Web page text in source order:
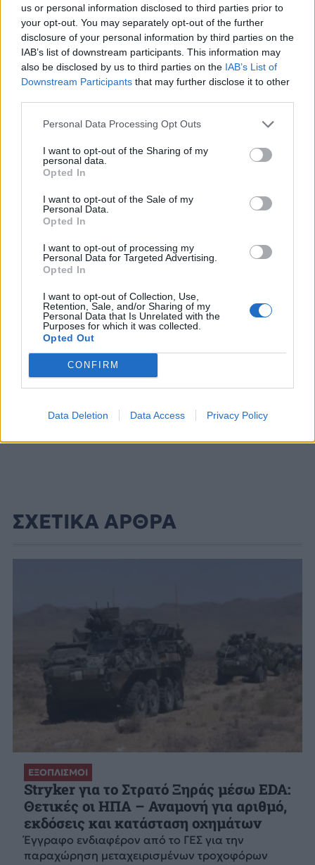
us or personal information disclosed to third parties prior to
your opt-out. You may separately opt-out of the further
disclosure of your personal information by third parties on the
IAB’s list of downstream participants. This information may
also be disclosed by us to third parties on the IAB’s List of
Downstream Participants that may further disclose it to other
Personal Data Processing Opt Outs
I want to opt-out of the Sharing of my
personal data.
Opted In
I want to opt-out of the Sale of my
Personal Data.
Opted In
I want to opt-out of processing my
Personal Data for Targeted Advertising.
Opted In
I want to opt-out of Collection, Use,
Retention, Sale, and/or Sharing of my
Personal Data that Is Unrelated with the
Purposes for which it was collected.
Opted Out
CONFIRM
Data Deletion Data Access Privacy Policy
Διάβασε επίσης
DF-17: Σε επιχειρησιακή
ετοιμότητα οι
υπερηχητικοί «φονιάδες
αεροπλανοφόρων» της
Κίνας
Νέες
στο Αιγαίο με
επανδρωμένα
ΣΧΕΤΙΚΑ ΑΡΘΡΑ
ΕΞΟΠΛΙΣΜΟΙ
Stryker για το Στρατό Ξηράς μέσω EDA:
Θετικές οι ΗΠΑ – Αναμονή για αριθμό,
εκδόσεις και κατάσταση οχημάτων
Έγγραφο ενδιαφέρον από το ΓΕΣ για την
παραχώρηση μεταχειρισμένων τροχοφόρων